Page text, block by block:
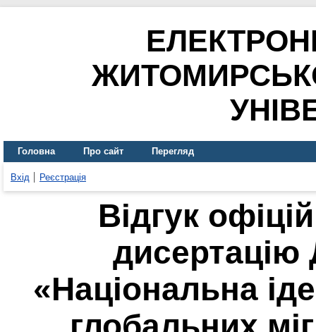
Головна Про сайт Перегляд
Вхід Реєстрація
Відгук
дисертацію
«Національна